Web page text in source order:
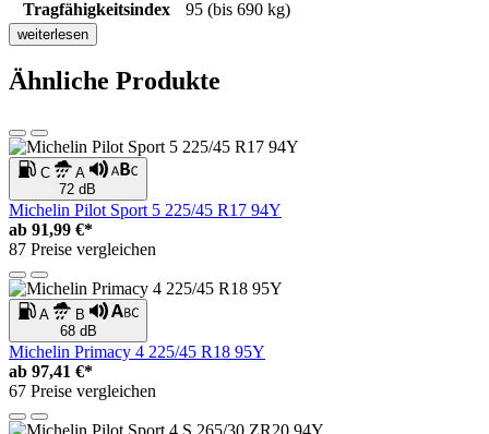
Tragfähigkeitsindex
95 (bis 690 kg)
weiterlesen
Ähnliche Produkte
C
A
72 dB
Michelin Pilot Sport 5 225/45 R17 94Y
ab 91,99 €*
87 Preise vergleichen
A
B
68 dB
Michelin Primacy 4 225/45 R18 95Y
ab 97,41 €*
67 Preise vergleichen